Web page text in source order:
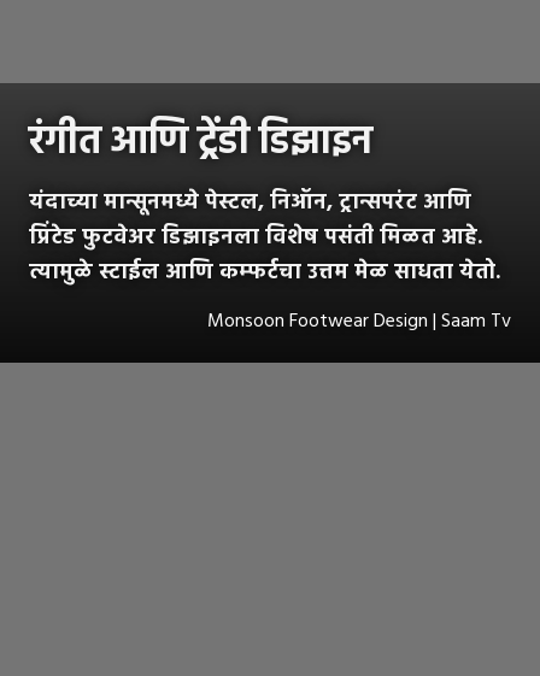
रंगीत आणि ट्रेंडी डिझाइन
यंदाच्या मान्सूनमध्ये पेस्टल, निऑन, ट्रान्सपरंट आणि
प्रिंटेड फुटवेअर डिझाइनला विशेष पसंती मिळत आहे.
त्यामुळे स्टाईल आणि कम्फर्टचा उत्तम मेळ साधता येतो.
Monsoon Footwear Design | Saam Tv